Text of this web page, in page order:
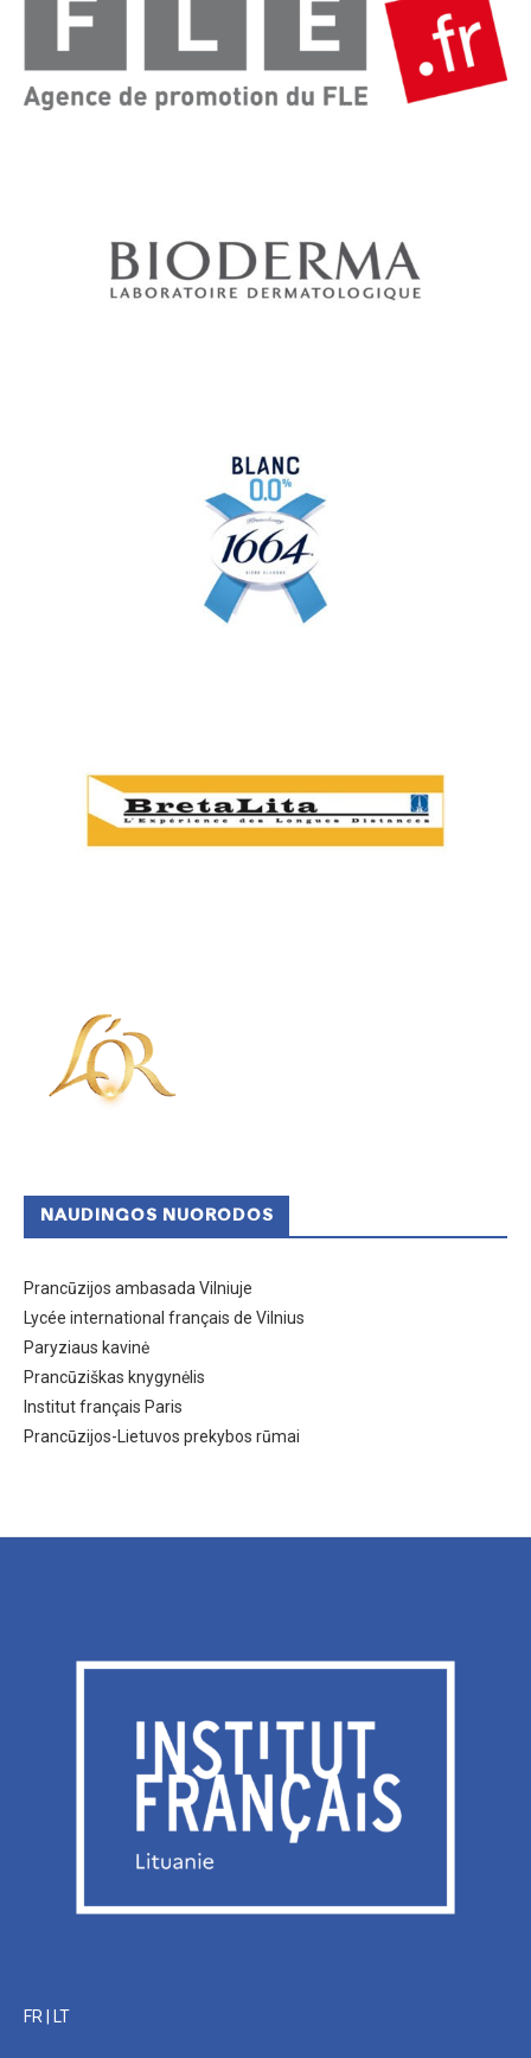
NAUDINGOS NUORODOS
Prancūzijos ambasada Vilniuje
Lycée international français de Vilnius
Paryziaus kavinė
Prancūziškas knygynėlis
Institut français Paris
Prancūzijos-Lietuvos prekybos rūmai
FR | LT